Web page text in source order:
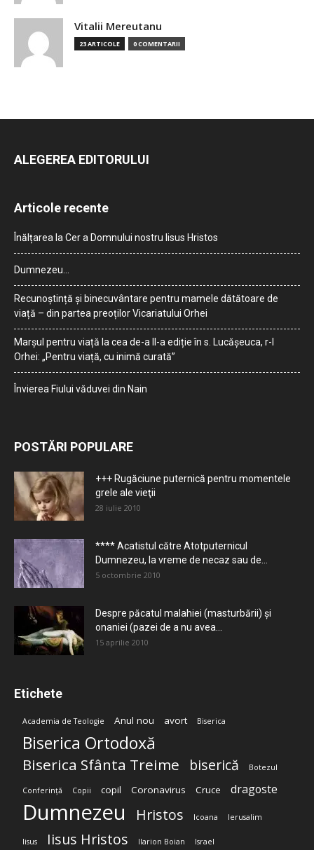
Vitalii Mereutanu
23 ARTICOLE 0 COMENTARII
ALEGEREA EDITORULUI
Articole recente
Înălțarea la Cer a Domnului nostru Iisus Hristos
Dumnezeu…
Recunoștință și binecuvântare pentru mamele dătătoare de
viață – din partea preoților Vicariatului Orhei
Marșul pentru viață la cea de-a II-a ediție în s. Lucășeuca, r-l
Orhei: „Pentru viață, cu inimă curată”
Învierea Fiului văduvei din Nain
POSTĂRI POPULARE
+++ Rugăciune puternică pentru momentele
grele ale vieţii
28 iulie 2010
**** Acatistul către Atotputernicul
Dumnezeu, la vreme de necaz sau de...
5 octombrie 2010
Despre păcatul malahiei (masturbării) şi
onaniei (pazei de a nu avea...
15 aprilie 2010
Etichete
Academia de Teologie Anul nou avort Biserica
Biserica Ortodoxă
Biserica Sfânta Treime biserică Botezul
Conferință Copii copil Coronavirus Cruce dragoste
Dumnezeu Hristos Icoana Ierusalim
Iisus Iisus Hristos Ilarion Boian Israel